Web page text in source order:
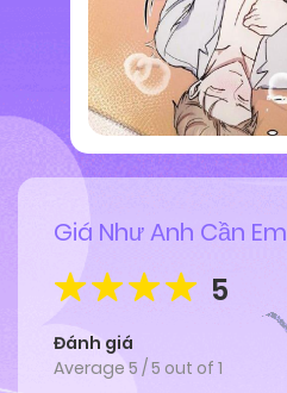
Giá Như Anh Cần Em
5
Đánh giá
Average 5 /5 out of 1